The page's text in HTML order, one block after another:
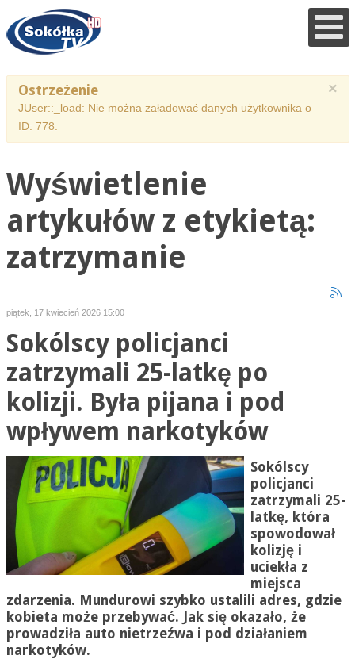
×
Ostrzeżenie
JUser::_load: Nie można załadować danych użytkownika o
ID: 778.
Wyświetlenie
artykułów z etykietą:
zatrzymanie
piątek, 17 kwiecień 2026 15:00
Sokólscy policjanci
zatrzymali 25-latkę po
kolizji. Była pijana i pod
wpływem narkotyków
Sokólscy
policjanci
zatrzymali 25-
latkę, która
spowodował
kolizję i
uciekła z
miejsca
zdarzenia. Mundurowi szybko ustalili adres, gdzie
kobieta może przebywać. Jak się okazało, że
prowadziła auto nietrzeźwa i pod działaniem
narkotyków.